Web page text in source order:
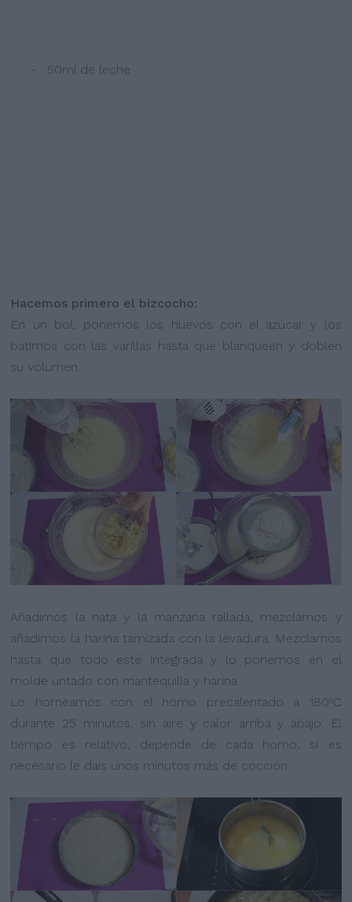
- 50ml de leche
Hacemos primero el bizcocho:
En un bol, ponemos los huevos con el azúcar y los
batimos con las varillas hasta que blanqueen y doblen
su volumen.
Añadimos la nata y la manzana rallada, mezclamos y
añadimos la harina tamizada con la levadura. Mezclamos
hasta que todo esté integrada y lo ponemos en el
molde untado con mantequilla y harina .
Lo horneamos con el horno precalentado a 180ºC
durante 25 minutos, sin aire y calor arriba y abajo. El
tiempo es relativo, depende de cada horno, si es
necesario le dais unos minutos más de cocción.